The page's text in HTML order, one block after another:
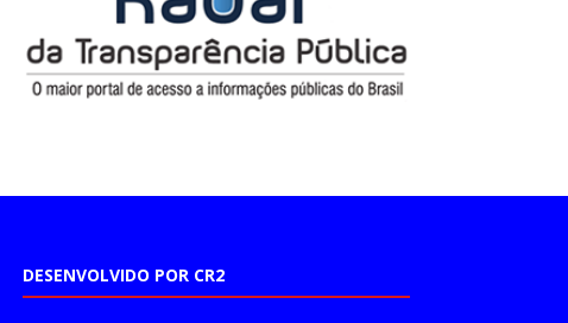
DESENVOLVIDO POR CR2